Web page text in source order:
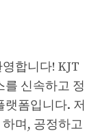
합니다! KJT
를 신속하고 정
랫폼입니다. 저
며, 공정하고